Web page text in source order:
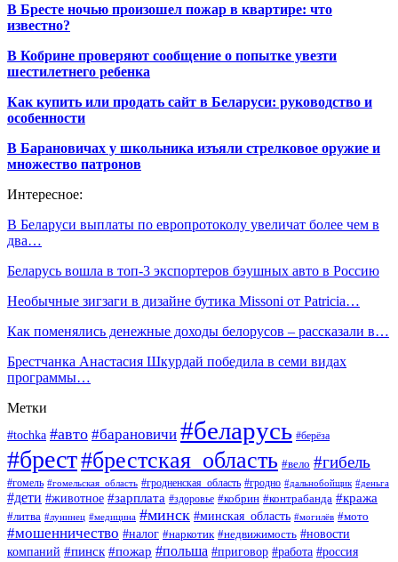
В Бресте ночью произошел пожар в квартире: что
известно?
В Кобрине проверяют сообщение о попытке увезти
шестилетнего ребенка
Как купить или продать сайт в Беларуси: руководство и
особенности
В Барановичах у школьника изъяли стрелковое оружие и
множество патронов
Интересное:
В Беларуси выплаты по европротоколу увеличат более чем в
два…
Беларусь вошла в топ-3 экспортеров бэушных авто в Россию
Необычные зигзаги в дизайне бутика Missoni от Patricia…
Как поменялись денежные доходы белорусов – рассказали в…
Брестчанка Анастасия Шкурдай победила в семи видах
программы…
Метки
#tochka #авто #барановичи #беларусь #берёза
#брест#брестская_область #вело #гибель
#гомель #гомельская_область #гродненская_область #гродно #дальнобойщик #деньга
#дети #животное #зарплата #здоровье #кобрин #контрабанда #кража
#литва #лунинец #медицина #минск #минская_область #могилёв #мото
#мошенничество #налог #наркотик #недвижимость #новости
компаний #пинск #пожар #польша #приговор #работа #россия